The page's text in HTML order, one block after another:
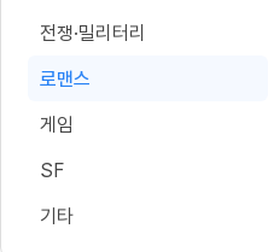
전쟁·밀리터리
로맨스
게임
SF
기타